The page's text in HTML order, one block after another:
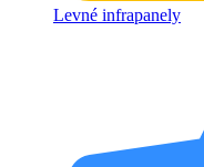
Levné infrapanely